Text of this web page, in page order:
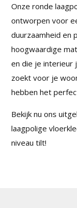
Onze ronde
ontworpen voor
duurzaamheid en
hoogwaardige
en die je interieur
zoekt voor je
hebben het
Bekijk nu ons
laagpolige
niveau tilt!